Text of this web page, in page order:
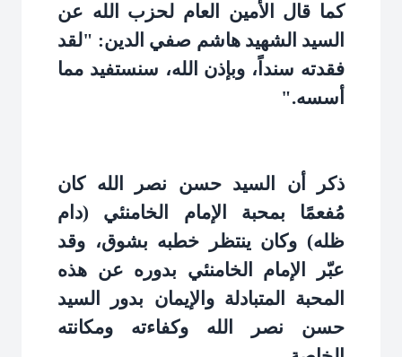
كما قال الأمين العام لحزب الله عن
السيد الشهيد هاشم صفي الدين: "لقد
فقدته سنداً، وبإذن الله، سنستفيد مما
أسسه".
ذكر أن السيد حسن نصر الله كان
مُفعمًا بمحبة الإمام الخامنئي (دام
ظله) وكان ينتظر خطبه بشوق، وقد
عبّر الإمام الخامنئي بدوره عن هذه
المحبة المتبادلة والإيمان بدور السيد
حسن نصر الله وكفاءته ومكانته